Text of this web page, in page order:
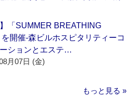
】「SUMMER BREATHING
開催‐森ビルホスピタリティーコ
ションとエステ…
月07日 (金)
もっと見る »